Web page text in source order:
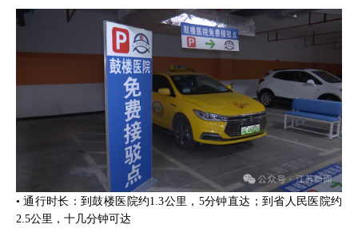
• 通行时长：到鼓楼医院约1.3公里，5分钟直达；到省人民医院约
2.5公里，十几分钟可达